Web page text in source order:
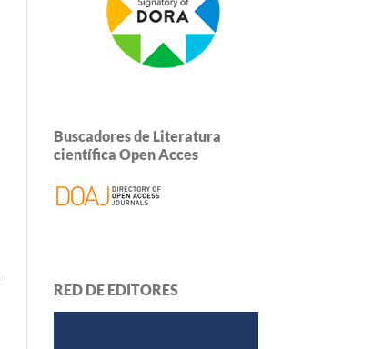
Buscadores de Literatura
científica Open Acces
RED DE EDITORES